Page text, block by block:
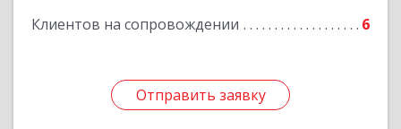
Клиентов на сопровождении 6
Отправить заявку
Отправить заявку